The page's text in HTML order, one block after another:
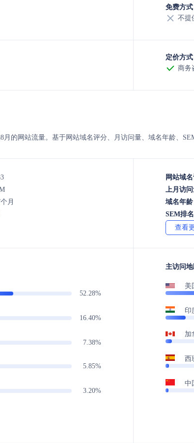
免费方式
不提
定价方式
商务
8月的网站流量。基于网站域名评分、月访问量、域名年龄、
月
52.28%
16.40%
7.38%
5.85%
3.20%
网站域名
上月访问
域名年龄
SEM排名
查看
主访问
美
印
加
西
中